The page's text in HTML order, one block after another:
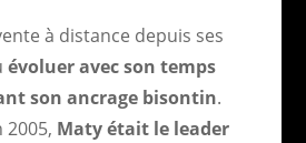
à distance depuis ses
évoluer avec son temps
son ancrage bisontin.
2005, Maty était le leader